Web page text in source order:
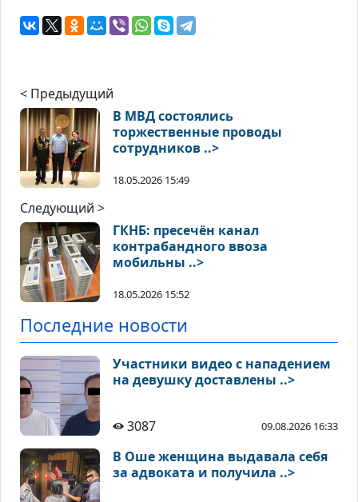
< Предыдущий
В МВД состоялись
торжественные проводы
сотрудников ..>
18.05.2026 15:49
Следующий >
ГКНБ: пресечён канал
контрабандного ввоза
мобильны ..>
18.05.2026 15:52
Последние новости
Участники видео с нападением
на девушку доставлены ..>
3087 09.08.2026 16:33
В Оше женщина выдавала себя
за адвоката и получила ..>